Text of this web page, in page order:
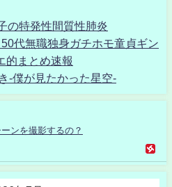
特発性間質性肺炎
代無職独身ガチホモ童貞ギン
的まとめ速報
-僕が見たかった星空-
ンを撮影するの？